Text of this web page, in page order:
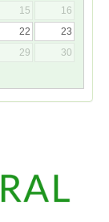
15
16
22
23
29
30